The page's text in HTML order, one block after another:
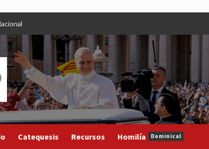
Catequesis Recursos Homilía Dominical